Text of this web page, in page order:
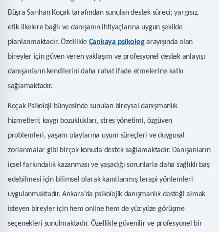
Büşra Sarıhan Koçak tarafından sunulan destek süreci; yargısız,
etik ilkelere bağlı ve danışanın ihtiyaçlarına uygun şekilde
planlanmaktadır. Özellikle Çankaya psikologarayışında olan
bireyler için güven veren yaklaşım ve profesyonel destek anlayışı
danışanların kendilerini daha rahat ifade etmelerine katkı
sağlamaktadır.
Koçak Psikoloji bünyesinde sunulan bireysel danışmanlık
hizmetleri; kaygı bozuklukları, stres yönetimi, özgüven
problemleri, yaşam olaylarına uyum süreçleri ve duygusal
zorlanmalar gibi birçok konuda destek sağlamaktadır. Danışanların
içsel farkındalık kazanması ve yaşadığı sorunlarla daha sağlıklı baş
edebilmesi için bilimsel olarak kanıtlanmış terapi yöntemleri
uygulanmaktadır. Ankara’da psikolojik danışmanlık desteği almak
isteyen bireyler için hem online hem de yüz yüze görüşme
seçenekleri sunulmaktadır. Özellikle güvenilir ve profesyonel bir